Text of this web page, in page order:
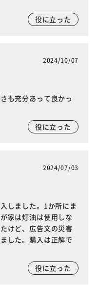
役に立った
2024/10/07
も充分あって良かっ
役に立った
2024/07/03
しました。1か所にま
家は灯油は使用しな
けど、広告文の災害
した。購入は正解で
役に立った